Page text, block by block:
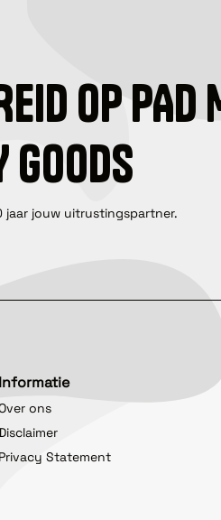
OP PAD
jaar jouw uitrustingspartner.
Informatie
ons
Privacy Statement